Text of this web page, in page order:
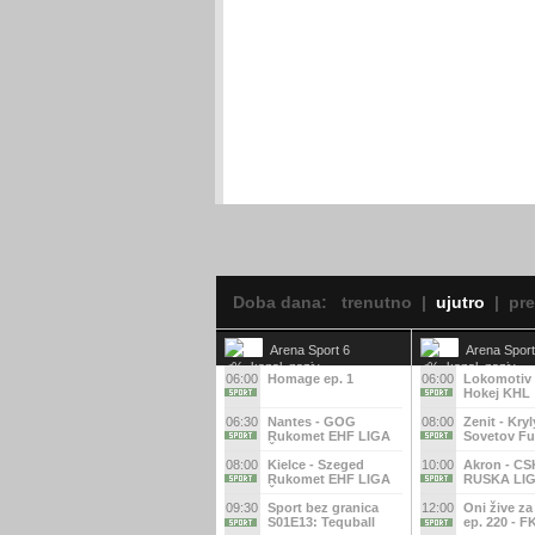
Doba dana: trenutno | ujutro |
Arena Sport 6
06:00
Homage ep. 1
06:30
Nantes - GOG
Rukomet EHF LIGA
08:00
Kielce - Szeged
Rukomet EHF LIGA
09:30
Sport bez granica
S01E13: Tequball
Arena
06:00
Lokomotiv
Hokej KHL
08:00
Zenit -
Sovetov
10:00
Akron -
RUSKA
12:00
Oni žive
ep. 220 -